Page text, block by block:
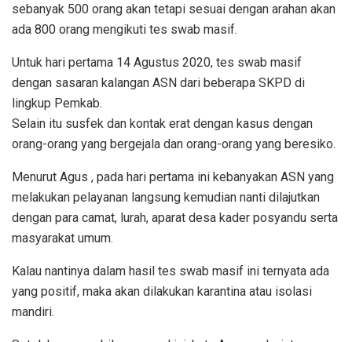
sebanyak 500 orang akan tetapi sesuai dengan arahan akan
ada 800 orang mengikuti tes swab masif.
Untuk hari pertama 14 Agustus 2020, tes swab masif
dengan sasaran kalangan ASN dari beberapa SKPD di
lingkup Pemkab.
Selain itu susfek dan kontak erat dengan kasus dengan
orang-orang yang bergejala dan orang-orang yang beresiko.
Menurut Agus , pada hari pertama ini kebanyakan ASN yang
melakukan pelayanan langsung kemudian nanti dilajutkan
dengan para camat, lurah, aparat desa kader posyandu serta
masyarakat umum.
Kalau nantinya dalam hasil tes swab masif ini ternyata ada
yang positif, maka akan dilakukan karantina atau isolasi
mandiri.